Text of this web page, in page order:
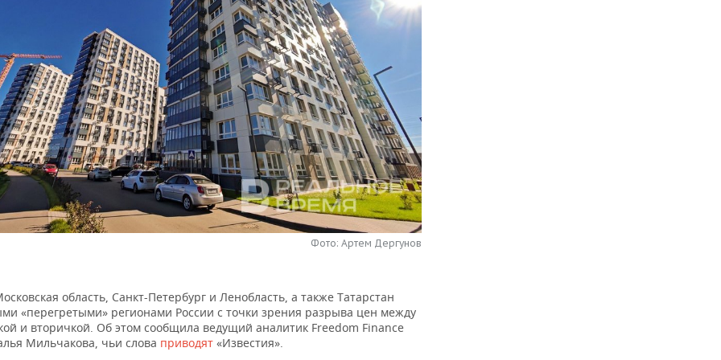
Фото: Артем Дергунов
область, Санкт-Петербург и Ленобласть, а также Татарстан
«перегретыми» регионами России с точки зрения разрыва цен между
и вторичкой. Об этом сообщила ведущий аналитик Freedom Finance
Мильчакова, чьи слова приводят «Известия».